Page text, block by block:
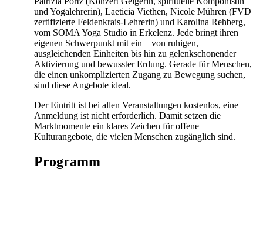
und Yogalehrerin), Laeticia Viethen, Nicole Mühren (FVD
zertifizierte Feldenkrais-Lehrerin) und Karolina Rehberg,
vom SOMA Yoga Studio in Erkelenz. Jede bringt ihren
eigenen Schwerpunkt mit ein – von ruhigen,
ausgleichenden Einheiten bis hin zu gelenkschonender
Aktivierung und bewusster Erdung. Gerade für Menschen,
die einen unkomplizierten Zugang zu Bewegung suchen,
sind diese Angebote ideal.
Der Eintritt ist bei allen Veranstaltungen kostenlos, eine
Anmeldung ist nicht erforderlich. Damit setzen die
Marktmomente ein klares Zeichen für offene
Kulturangebote, die vielen Menschen zugänglich sind.
Programm